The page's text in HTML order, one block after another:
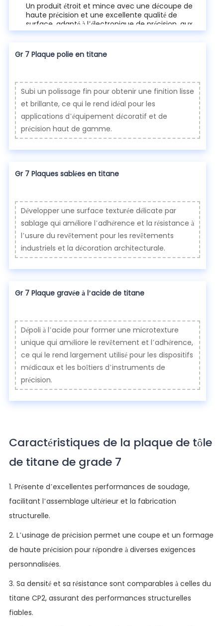
Un produit étroit et mince avec une découpe de
haute précision et une excellente qualité de
surface, adapté à l’électronique de précision, aux
dispositifs médicaux et aux petites pièces
Gr 7 Plaque polie en titane
Subi un polissage fin pour obtenir une finition lisse
et brillante, ce qui le rend idéal pour les
applications d’équipement décoratif et de
précision haut de gamme.
Gr 7 Plaques sablées en titane
Développer une surface texturée délicate par
sablage qui améliore l’adhérence et la résistance à
l’usure du revêtement pour les revêtements
industriels et la décoration architecturale.
Gr 7 Plaque gravée à l’acide de titane
Dépoli à l’acide pour former une microtexture
unique qui améliore le revêtement et l’adhérence,
ce qui le rend largement utilisé pour les dispositifs
médicaux et les boîtiers d’instruments de
précision.
Caractéristiques de la plaque de tôle
de titane de grade 7
1. Présente d’excellentes performances de soudage,
facilitant l’assemblage ultérieur et la fabrication
structurelle.
2. L’usinage de précision permet une coupe et un formage
de haute précision pour répondre à diverses exigences
personnalisées.
3. Sa densité et sa résistance sont comparables à celles du
titane CP2, assurant des performances structurelles
fiables.